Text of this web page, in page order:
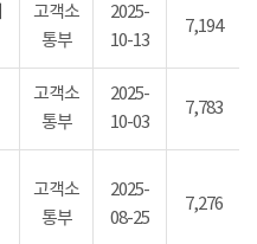
고객소
통부
2025-
10-13
7,194
고객소
통부
2025-
10-03
7,783
고객소
통부
2025-
08-25
7,276